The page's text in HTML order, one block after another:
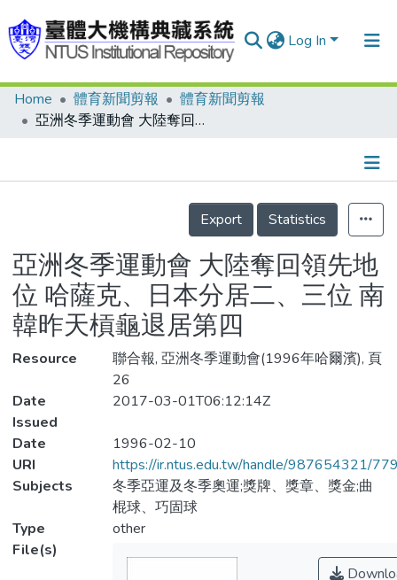
Log In
Communities & Collections
Statistics
Home 體育新聞剪報
體育新聞剪報
亞洲冬季運動會 大陸奪回領先地位 哈薩克、日本分居二、三位 南韓昨天槓龜退居第四
Details
Export
Statistics
亞洲冬季運動會 大陸奪回領先地
位 哈薩克、日本分居二、三位 南
韓昨天槓龜退居第四
Resource
聯合報, 亞洲冬季運動會(1996年哈爾濱), 頁
26
Date
Issued
2017-03-01T06:12:14Z
Date
1996-02-10
URI
https://ir.ntus.edu.tw/handle/987654321/
Subjects
冬季亞運及冬季奧運;獎牌、獎章、獎金;曲
棍球、巧固球
Type
other
File(s)